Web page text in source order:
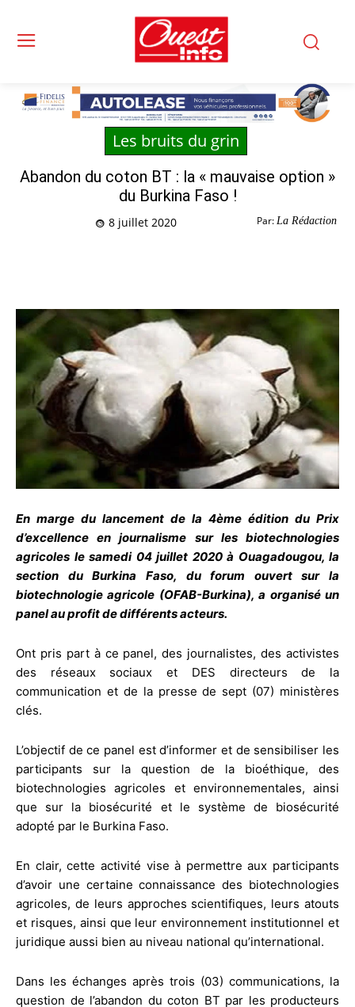
Les bruits du grin
Abandon du coton BT : la « mauvaise option »
du Burkina Faso !
Par: La Rédaction
8 juillet 2020
En marge du lancement de la 4ème édition du Prix
d’excellence en journalisme sur les biotechnologies
agricoles le samedi 04 juillet 2020 à Ouagadougou, la
section du Burkina Faso, du forum ouvert sur la
biotechnologie agricole (OFAB-Burkina), a organisé un
panel au profit de différents acteurs.
Ont pris part à ce panel, des journalistes, des activistes
des réseaux sociaux et DES directeurs de la
communication et de la presse de sept (07) ministères
clés.
L’objectif de ce panel est d’informer et de sensibiliser les
participants sur la question de la bioéthique, des
biotechnologies agricoles et environnementales, ainsi
que sur la biosécurité et le système de biosécurité
adopté par le Burkina Faso.
En clair, cette activité vise à permettre aux participants
d’avoir une certaine connaissance des biotechnologies
agricoles, de leurs approches scientifiques, leurs atouts
et risques, ainsi que leur environnement institutionnel et
juridique aussi bien au niveau national qu’international.
Dans les échanges après trois (03) communications, la
question de l’abandon du coton BT par les producteurs